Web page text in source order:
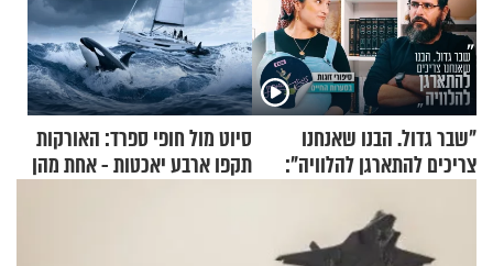
"שבר גדול. הבנו שאנחנו
צריכים להתארגן להלוויה":
סיוט מול חופי ספרד: האורקות
תקפו ארבע יאכטות - אחת מהן